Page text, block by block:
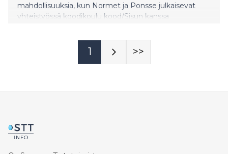
mahdollisuuksia, kun Normet ja Ponsse julkaisevat
yhteistyössä koodikoulu kood/Sisun kanssa
vastaamaan yritysten konkreettisiin osaajatarpeisiin ja
opiskelijoille, jotka ovat jo edenneet
1 >>